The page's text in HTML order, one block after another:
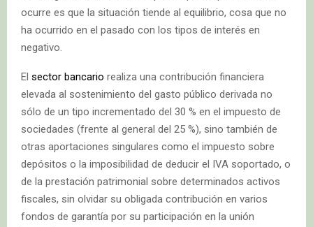
ocurre es que la situación tiende al equilibrio, cosa que no
ha ocurrido en el pasado con los tipos de interés en
negativo.
El sector bancario realiza una contribución financiera
elevada al sostenimiento del gasto público derivada no
sólo de un tipo incrementado del 30 % en el impuesto de
sociedades (frente al general del 25 %), sino también de
otras aportaciones singulares como el impuesto sobre
depósitos o la imposibilidad de deducir el IVA soportado, o
de la prestación patrimonial sobre determinados activos
fiscales, sin olvidar su obligada contribución en varios
fondos de garantía por su participación en la unión